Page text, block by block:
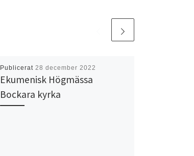
Publicerat 28 december 2022
Ekumenisk Högmässa
Bockara kyrka